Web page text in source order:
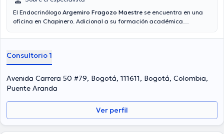
El Endocrinólogo Argemiro Fragozo Maestre se encuentra en una
oficina en Chapinero. Adicional a su formación académica
especialidad. El profesional de la salud lleva más de años de
se ha destacados como miembro de diversas asociaciones
médicas. Argemiro Fragozo Maestre ha contribuido en incontables
conferencias con miras a tener una formación continua en su
disciplina de especialización y ha anunciado importantes
comunicados. Su consulta opcionalmente se puede llevar a cabo en
Español.
Consultorio 1
Avenida Carrera 50 #79, Bogotá, 111611, Bogotá, Colombia,
Puente Aranda
Ver perfil